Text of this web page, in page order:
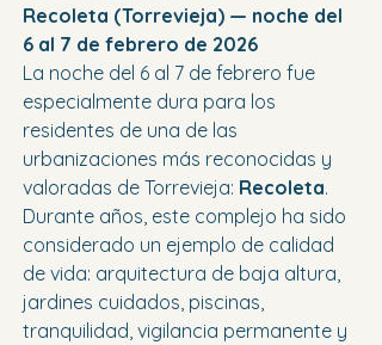
Recoleta (Torrevieja) — noche del
6 al 7 de febrero de 2026
La noche del 6 al 7 de febrero fue
especialmente dura para los
residentes de una de las
urbanizaciones más reconocidas y
valoradas de Torrevieja: Recoleta.
Durante años, este complejo ha sido
considerado un ejemplo de calidad
de vida: arquitectura de baja altura,
jardines cuidados, piscinas,
tranquilidad, vigilancia permanente y